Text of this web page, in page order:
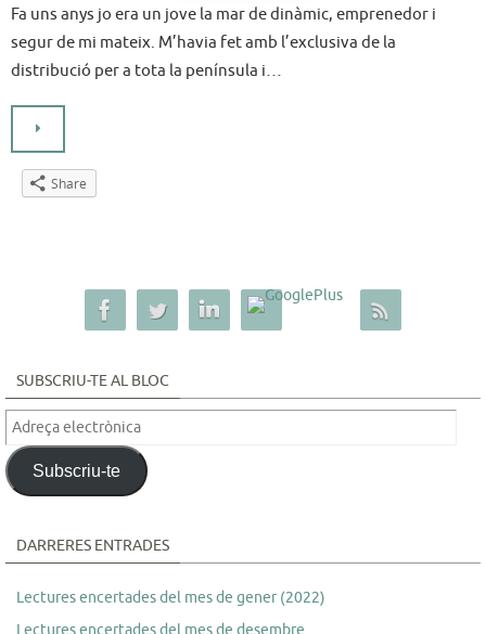
Fa uns anys jo era un jove la mar de dinàmic, emprenedor i
segur de mi mateix. M’havia fet amb l’exclusiva de la
distribució per a tota la península i…
Share
SUBSCRIU-TE AL BLOC
Adreça
electrònica
Subscriu-te
DARRERES ENTRADES
Lectures encertades del mes de gener (2022)